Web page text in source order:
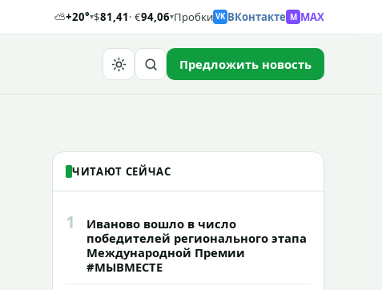
⛅+20°▾$81,41· €94,06▾Пробки VK ВКонтакте M MAX
Предложить новость
ЧИТАЮТ СЕЙЧАС
1
Иваново вошло в число
победителей регионального этапа
Международной Премии
#МЫВМЕСТЕ